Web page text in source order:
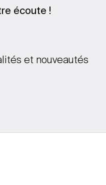
écoute !
et nouveautés